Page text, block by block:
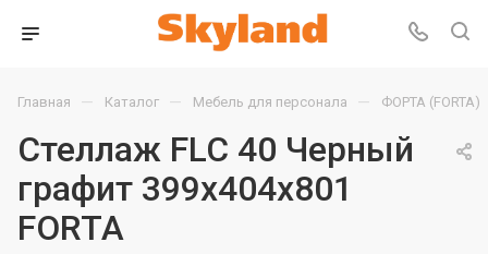
Главная — Каталог — Мебель для персонала — ФОРТА (FORTA)
Стеллаж FLC 40 Черный
графит 399х404х801
FORTA